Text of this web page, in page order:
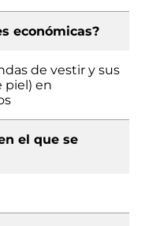
económicas?
de vestir y sus
piel) en
el que se